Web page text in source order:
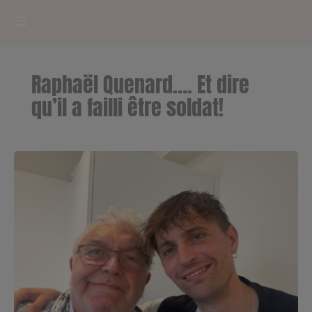
RADIOPLAYER
Cultur'Ciné - Jean Meurice
CONCOURS
Contact
Raphaël Quenard…. Et dire
qu’il a failli être soldat!